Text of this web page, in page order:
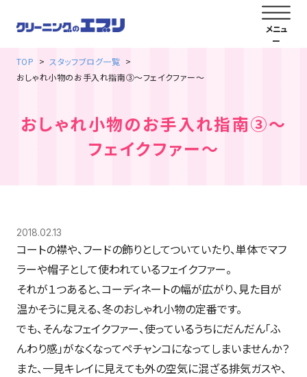
TOP
スタッフブログ一覧
おしゃれ小物のお手入れ指南③～フェイクファー～
おしゃれ小物のお手入れ指南③～
フェイクファー～
2018.02.13
コートの襟や、フードの飾りとしてついていたり、単体でマフ
ラーや帽子として使われているフェイクファー。
それが１つあると、コーディネートの幅が広がり、見た目が
温かそうに見える、冬のおしゃれ小物の定番です。
でも、そんなフェイクファー、使っているうちにだんだん「ふ
んわり感」がなくなってペチャンコになってしまいませんか？
また、一見キレイに見えても外の空気に混ざる排気ガスや、